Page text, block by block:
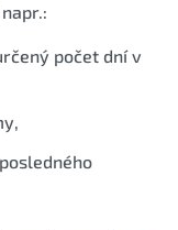
počet dní v